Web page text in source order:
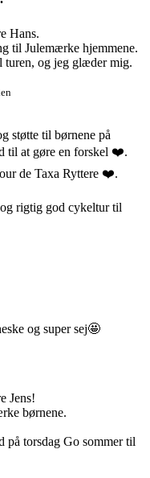
Hans.
til Julemærke hjemmene.
turen, og jeg glæder mig.
støtte til børnene på
til at gøre en forskel ❤️.
de Taxa Ryttere ❤️.
rigtig god cykeltur til
og super sej🤩
Jens!
børnene.
på torsdag Go sommer til